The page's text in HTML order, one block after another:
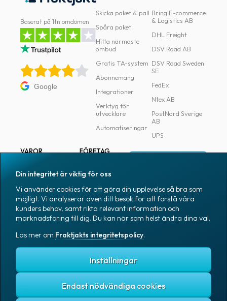
Baserat på 1tn omdömen
Google
Skicka paket & pall
Spåra paket
Hitta närmaste
ombud
Gratis TA-system
Abonnemang
Integrationer
Verktyg för
utvecklare
Automatiseringar
Bring E-commerce
& Logistics AB
DHL Freight
DSV Road AB
DSV Road Sweden
SE
FedEx
Ntex AB
PostNord Sverige
AB
UPS
VAROR
Märkning
Emballage
Emballagetillbehör
Kontorsvaror
FÖRETAG
Pressrum
Medarbetare
Jobb & karriär
Nyhetsarkiv
Blogg
Skapa konto
Fraktjakts integritetspolicy
Allmänna villkor
Din integritet är viktig för oss
Vi använder cookies för att göra din upplevelse så bra som
möjligt. Vi analyserar även ditt besök för att förstå våra
kunders behov, samt rikta relevant information och
marknadsföring till dig. Du kan när som helst ändra dina val.
Läs mer om Fraktjakts integritetspolicy.
Inställningar
Endast nödvändiga cookies